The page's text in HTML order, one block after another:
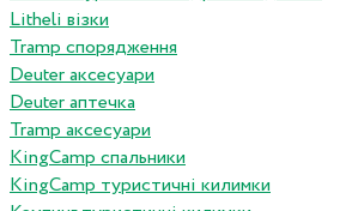
Litheli візки
Tramp спорядження
Deuter аксесуари
Deuter аптечка
Tramp аксесуари
KingCamp спальники
KingCamp туристичні килимки